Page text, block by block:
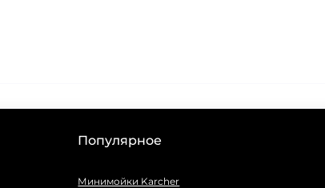
Популярное
Минимойки Karcher